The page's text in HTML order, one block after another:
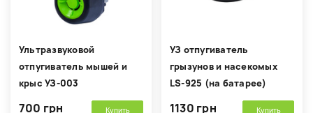
Ультразвуковой
отпугиватель мышей и
крыс УЗ-003
700 грн Купить
УЗ отпугиватель
грызунов и насекомых
LS-925 (на батарее)
1130 грн Купить